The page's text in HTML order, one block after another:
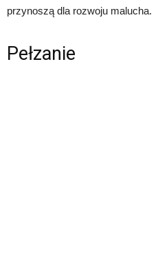
przynoszą dla rozwoju malucha.
Pełzanie